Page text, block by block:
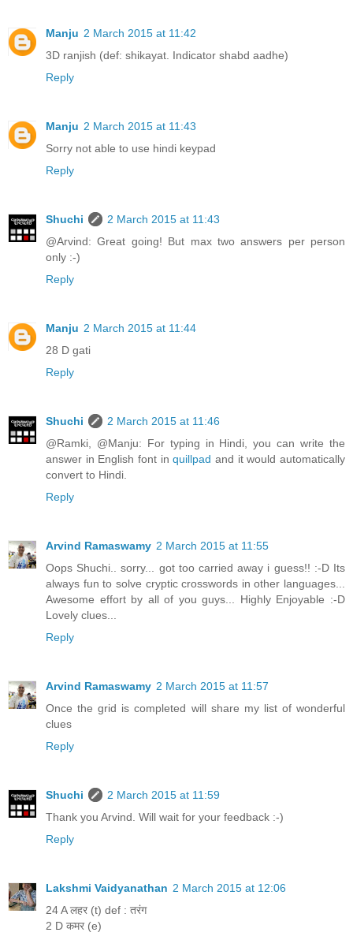
Manju 2 March 2015 at 11:42
3D ranjish (def: shikayat. Indicator shabd aadhe)
Reply
Manju 2 March 2015 at 11:43
Sorry not able to use hindi keypad
Reply
Shuchi
2 March 2015 at 11:43
@Arvind: Great going! But max two answers per person
only :-)
Reply
Manju 2 March 2015 at 11:44
28 D gati
Reply
Shuchi
2 March 2015 at 11:46
@Ramki, @Manju: For typing in Hindi, you can write the
answer in English font inquillpad and it would automatically
convert to Hindi.
Reply
Arvind Ramaswamy 2 March 2015 at 11:55
Oops Shuchi.. sorry... got too carried away i guess!! :-D Its
always fun to solve cryptic crosswords in other languages...
Awesome effort by all of you guys... Highly Enjoyable :-D
Lovely clues...
Reply
Arvind Ramaswamy 2 March 2015 at 11:57
Once the grid is completed will share my list of wonderful
clues
Reply
Shuchi
2 March 2015 at 11:59
Thank you Arvind. Will wait for your feedback :-)
Reply
Lakshmi Vaidyanathan 2 March 2015 at 12:06
24 A लहर (t) def : तरंग
2 D कमर (e)